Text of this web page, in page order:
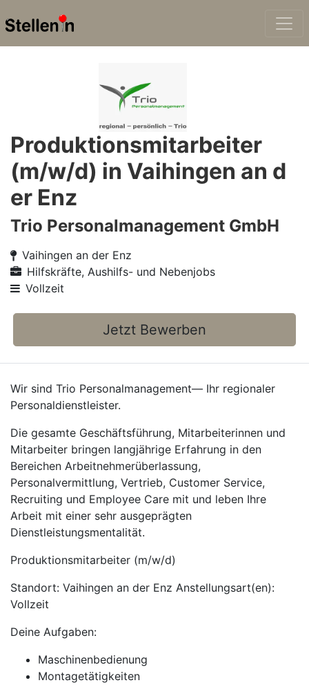
Produktionsmitarbeiter
(m/w/d) in Vaihingen an d
er Enz
Trio Personalmanagement GmbH
Vaihingen an der Enz
Hilfskräfte, Aushilfs- und Nebenjobs
Vollzeit
Jetzt Bewerben
Wir sind Trio Personalmanagement— Ihr regionaler
Personaldienstleister.
Die gesamte Geschäftsführung, Mitarbeiterinnen und
Mitarbeiter bringen langjährige Erfahrung in den
Bereichen Arbeitnehmerüberlassung,
Personalvermittlung, Vertrieb, Customer Service,
Recruiting und Employee Care mit und leben Ihre
Arbeit mit einer sehr ausgeprägten
Dienstleistungsmentalität.
Produktionsmitarbeiter (m/w/d)
Standort: Vaihingen an der Enz Anstellungsart(en):
Vollzeit
Deine Aufgaben:
Maschinenbedienung
Montagetätigkeiten